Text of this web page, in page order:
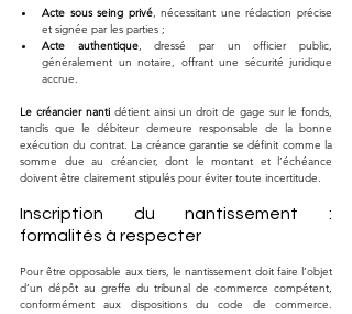
Acte sous seing privé, nécessitant une rédaction précise
et signée par les parties ;
Acte authentique, dressé par un officier public,
généralement un notaire, offrant une sécurité juridique
accrue.
Le créancier nanti détient ainsi un droit de gage sur le fonds,
tandis que le débiteur demeure responsable de la bonne
exécution du contrat. La créance garantie se définit comme la
somme due au créancier, dont le montant et l’échéance
doivent être clairement stipulés pour éviter toute incertitude.
Inscription du nantissement :
formalités à respecter
Pour être opposable aux tiers, le nantissement doit faire l’objet
d’un dépôt au greffe du tribunal de commerce compétent,
conformément aux dispositions du code de commerce.